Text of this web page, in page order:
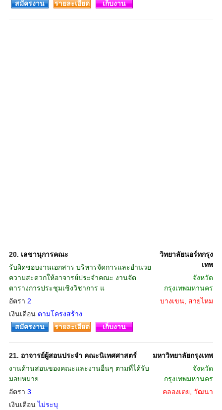
สมัครงาน รายละเอียด เก็บงาน
20. เลขานุการคณะ
รับผิดชอบงานเอกสาร บริหารจัดการและอำนวย
ความสะดวกให้อาจารย์ประจำคณะ งานจัด
ตารางการประชุมเชิงวิชาการ แ
อัตรา 2
เงินเดือน ตามโครงสร้าง
วิทยาลัยนอร์ทกรุง
เทพ
จังหวัด
กรุงเทพมหานคร
บางเขน, สายไหม
สมัครงาน รายละเอียด เก็บงาน
21. อาจารย์ผู้สอนประจำ คณะนิเทศศาสตร์
งานด้านสอนของคณะและงานอื่นๆ ตามที่ได้รับ
มอบหมาย
อัตรา 3
เงินเดือนไม่ระบุ
มหาวิทยาลัยกรุงเทพ
จังหวัด
กรุงเทพมหานคร
คลองเตย, วัฒนา